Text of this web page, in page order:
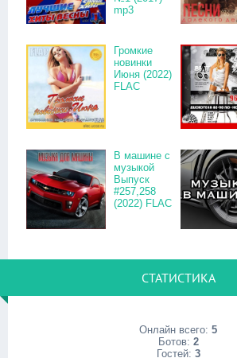
mp3
Громкие
новинки
Июня (2022)
FLAC
В машине с
музыкой
Выпуск
#257,258
(2022) FLAC
СТАТИСТИКА
Онлайн всего: 5
Ботов: 2
Гостей: 3